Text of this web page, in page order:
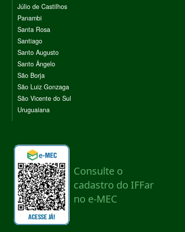
Júlio de Castilhos
Panambi
Santa Rosa
Santiago
Santo Augusto
Santo Ângelo
São Borja
São Luiz Gonzaga
São Vicente do Sul
Uruguaiana